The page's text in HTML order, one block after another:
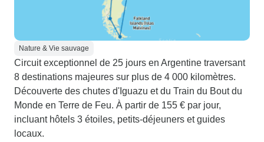
Nature & Vie sauvage
Circuit exceptionnel de 25 jours en Argentine traversant
8 destinations majeures sur plus de 4 000 kilomètres.
Découverte des chutes d'Iguazu et du Train du Bout du
Monde en Terre de Feu. À partir de 155 € par jour,
incluant hôtels 3 étoiles, petits-déjeuners et guides
locaux.